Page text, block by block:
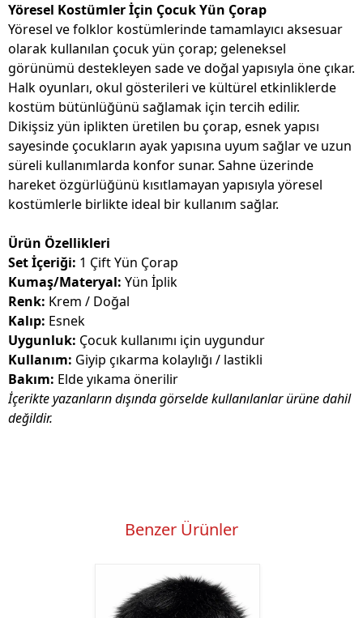
Yöresel Kostümler İçin Çocuk Yün Çorap
Yöresel ve folklor kostümlerinde tamamlayıcı aksesuar
olarak kullanılan çocuk yün çorap; geleneksel
görünümü destekleyen sade ve doğal yapısıyla öne çıkar.
Halk oyunları, okul gösterileri ve kültürel etkinliklerde
kostüm bütünlüğünü sağlamak için tercih edilir.
Dikişsiz yün iplikten üretilen bu çorap, esnek yapısı
sayesinde çocukların ayak yapısına uyum sağlar ve uzun
süreli kullanımlarda konfor sunar. Sahne üzerinde
hareket özgürlüğünü kısıtlamayan yapısıyla yöresel
kostümlerle birlikte ideal bir kullanım sağlar.
Ürün Özellikleri
Set İçeriği: 1 Çift Yün Çorap
Kumaş/Materyal: Yün İplik
Renk: Krem / Doğal
Kalıp: Esnek
Uygunluk: Çocuk kullanımı için uygundur
Kullanım: Giyip çıkarma kolaylığı / lastikli
Bakım: Elde yıkama önerilir
İçerikte yazanların dışında görselde kullanılanlar ürüne dahil
değildir.
Benzer Ürünler